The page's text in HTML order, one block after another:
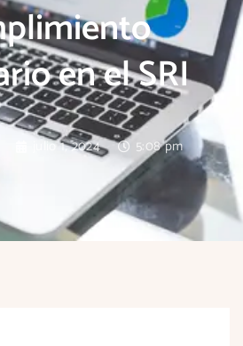
en el SRI
julio 1, 2024 5:08 pm